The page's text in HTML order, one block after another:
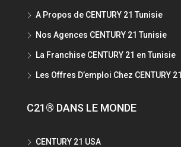
A Propos de CENTURY 21 Tunisie
Nos Agences CENTURY 21 Tunisie
La Franchise CENTURY 21 en Tunisie
Les Offres D’emploi Chez CENTURY 21
C21® DANS LE MONDE
CENTURY 21 USA